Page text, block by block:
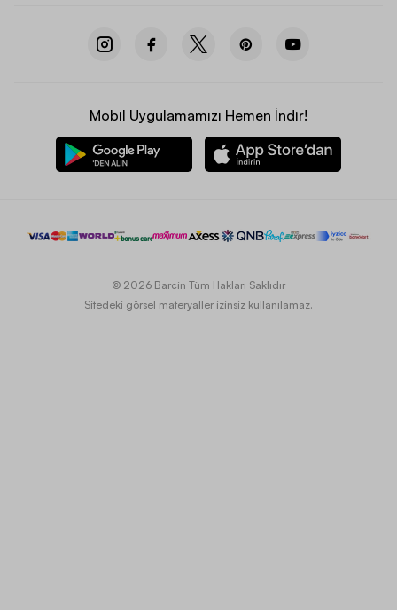
Mobil Uygulamamızı Hemen İndir!
© 2026 Barcin Tüm Hakları Saklıdır
Sitedeki görsel materyaller izinsiz kullanılamaz.